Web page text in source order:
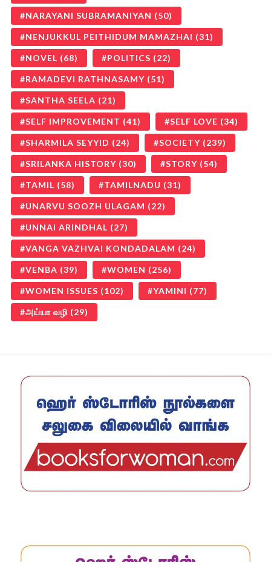
NARAYANI SUBRAMANIYAN (50)
NENJUKKUL PEITHIDUM MAMAZHAI (31)
NOVEL (68) POLITICS (22)
RAMADEVI RATHNASAMY (51)
SANTHA SEELA (21)
SELF IMPROVEMENT (41) SELF LOVE (34)
SHARMILA SEYYID (24) SOCIETY (239)
SRILANKA HISTORY (30) STORY (54)
TAMIL (58) TAMILNADU (31)
UNARVU SOOZH ULAGAM (22)
UNNAI ARINDHAL (27)
VANGA VAZHVAI KONDADALAM (24)
VENBA (39) WOMEN (256)
WOMEN ISSUES (102) YAMINI (77)
அய்யா வழி (29)